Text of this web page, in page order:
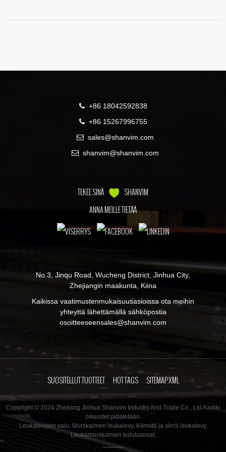
+86 18042592838
+86 15267996755
sales@shanvim.com
shanvim@shanvim.com
TEKEE SINÄ
SHANVIM
ANNA MEILLE TIETÄÄ
No.3, Jinqu Road, Wucheng District, Jinhua City,
Zhejiangin maakunta, Kiina
Kaikissa vaatimustenmukaisuusasioissa ota meihin
yhteyttä lähettämällä sähköpostia
osoitteeseensales@shanvim.com
SUOSITELLUT TUOTTEET HOT TAGS SITEMAP.XML
Copyright © 2024 Zhejiang Jinhua Shanvim Industry And Trade Co., Ltd.Kaikki
oikeudet pidätetään.
Leukalevyjen valu, Murskaimen leukalevy, Kiinnitä ja siirrä leukalevy,
Leukamurskaimen kulutusosat,